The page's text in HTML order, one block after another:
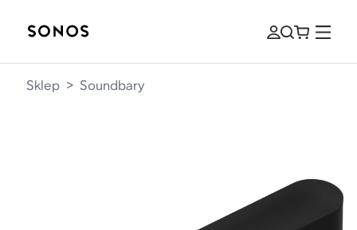
Sklep > Soundbary